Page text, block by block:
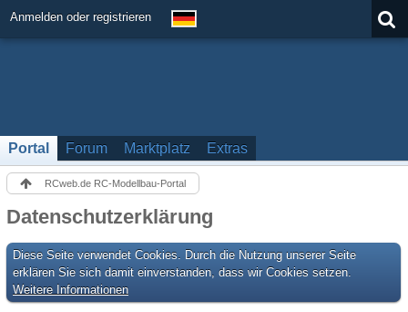
Anmelden oder registrieren
Portal Forum Marktplatz Extras
RCweb.de RC-Modellbau-Portal
Datenschutzerklärung
Diese Seite verwendet Cookies. Durch die Nutzung unserer Seite
erklären Sie sich damit einverstanden, dass wir Cookies setzen.
Weitere Informationen